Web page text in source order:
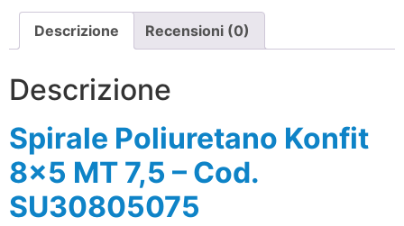
Descrizione Recensioni (0)
Descrizione
Spirale Poliuretano Konfit
8×5 MT 7,5 – Cod.
SU30805075